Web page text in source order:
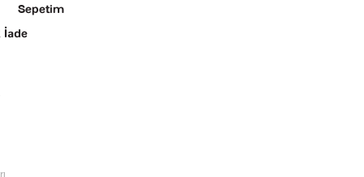
Sepetim
İade